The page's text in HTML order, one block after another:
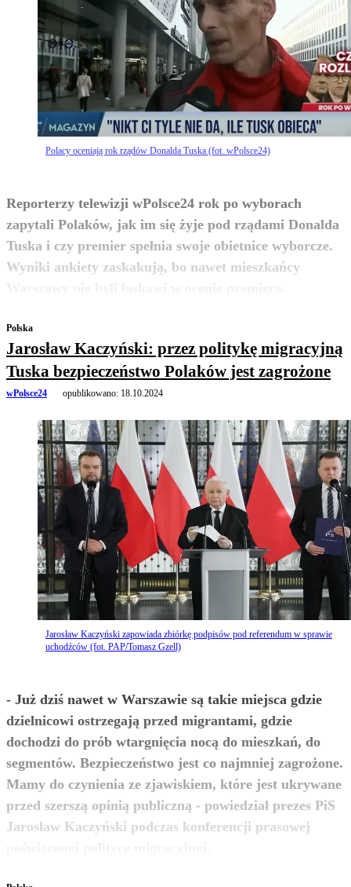
Polacy oceniają rok rządów Donalda Tuska (fot. wPolsce24)
Reporterzy telewizji wPolsce24 rok po wyborach
zapytali Polaków, jak im się żyje pod rządami Donalda
Tuska i czy premier spełnia swoje obietnice wyborcze.
Wyniki ankiety zaskakują, bo nawet mieszkańcy
zobacz więcej
Polska
Jarosław Kaczyński: przez politykę migracyjną
Tuska bezpieczeństwo Polaków jest zagrożone
wPolsce24 opublikowano: 18.10.2024
Jarosław Kaczyński zapowiada zbiórkę podpisów pod referendum w sprawie
uchodźców (fot. PAP/Tomasz Gzell)
- Już dziś nawet w Warszawie są takie miejsca gdzie
dzielnicowi ostrzegają przed migrantami, gdzie
dochodzi do prób wtargnięcia nocą do mieszkań, do
segmentów. Bezpieczeństwo jest co najmniej zagrożone.
Mamy do czynienia ze zjawiskiem, które jest ukrywane
przed szerszą opinią publiczną - powiedział prezes PiS
Jarosław Kaczyński podczas konferencji prasowej
zobacz więcej